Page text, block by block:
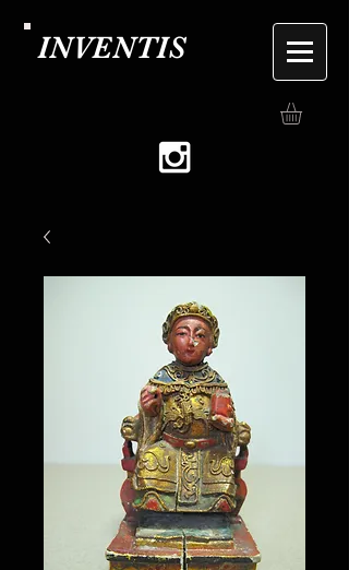
INVENTIS